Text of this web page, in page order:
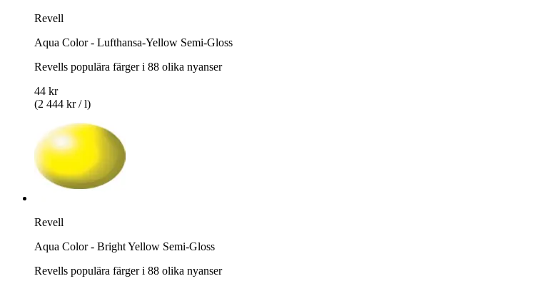
Revell
Aqua Color - Lufthansa-Yellow Semi-Gloss
Revells populära färger i 88 olika nyanser
44 kr
(2 444 kr / l)
Revell
Aqua Color - Bright Yellow Semi-Gloss
Revells populära färger i 88 olika nyanser